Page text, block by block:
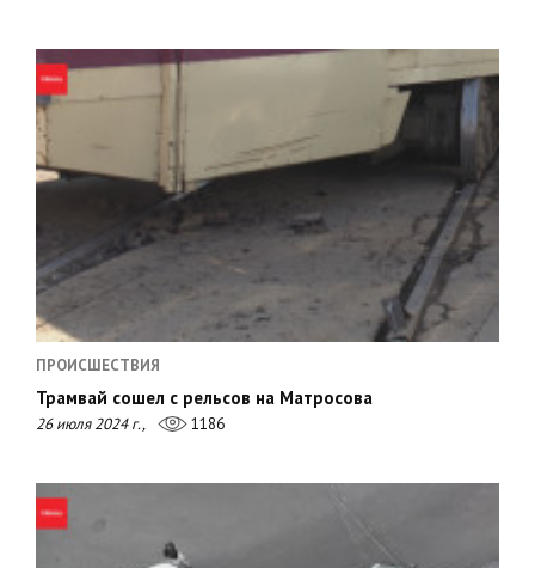
ПРОИСШЕСТВИЯ
Трамвай сошел с рельсов на Матросова
26 июля 2024 г., 1186